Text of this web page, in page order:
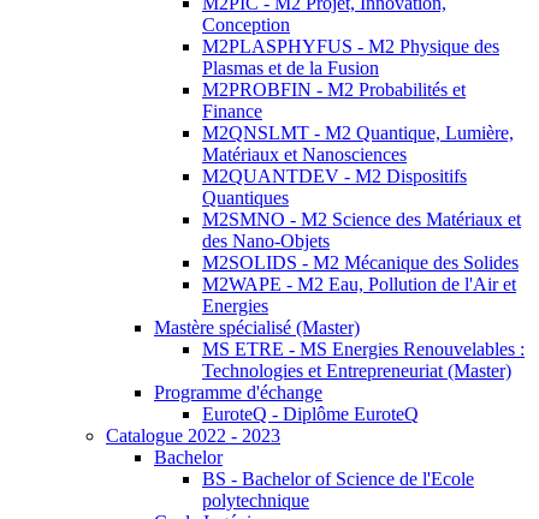
Conception
M2PLASPHYFUS - M2 Physique des
Plasmas et de la Fusion
M2PROBFIN - M2 Probabilités et
Finance
M2QNSLMT - M2 Quantique, Lumière,
Matériaux et Nanosciences
M2QUANTDEV - M2 Dispositifs
Quantiques
M2SMNO - M2 Science des Matériaux et
des Nano-Objets
M2SOLIDS - M2 Mécanique des Solides
M2WAPE - M2 Eau, Pollution de l'Air et
Energies
Mastère spécialisé (Master)
MS ETRE - MS Energies Renouvelables :
Technologies et Entrepreneuriat (Master)
Programme d'échange
EuroteQ - Diplôme EuroteQ
Catalogue 2022 - 2023
Bachelor
BS - Bachelor of Science de l'Ecole
polytechnique